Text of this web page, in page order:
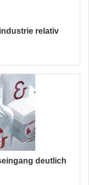
relativ
deutlich